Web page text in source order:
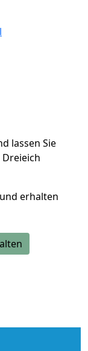
lassen Sie
und erhalten